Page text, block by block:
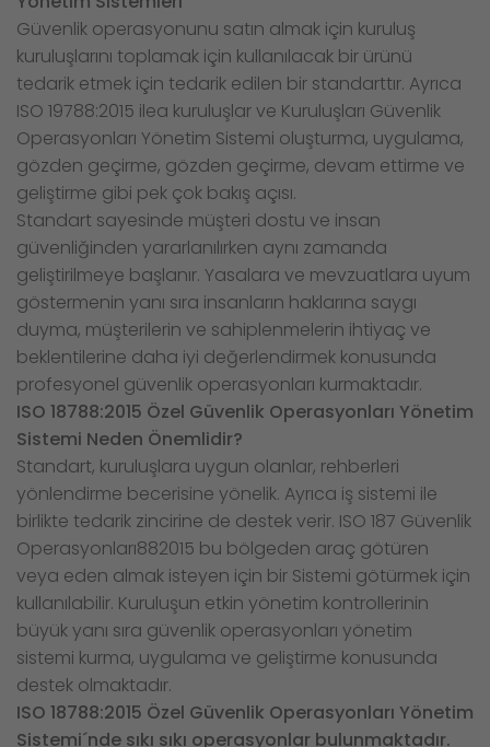
Güvenlik operasyonunu satın almak için kuruluş
kuruluşlarını toplamak için kullanılacak bir ürünü
tedarik etmek için tedarik edilen bir standarttır. Ayrıca
ISO 19788:2015 ilea kuruluşlar ve Kuruluşları Güvenlik
Operasyonları Yönetim Sistemi oluşturma, uygulama,
gözden geçirme, gözden geçirme, devam ettirme ve
geliştirme gibi pek çok bakış açısı.
Standart sayesinde müşteri dostu ve insan
güvenliğinden yararlanılırken aynı zamanda
geliştirilmeye başlanır. Yasalara ve mevzuatlara uyum
göstermenin yanı sıra insanların haklarına saygı
duyma, müşterilerin ve sahiplenmelerin ihtiyaç ve
beklentilerine daha iyi değerlendirmek konusunda
profesyonel güvenlik operasyonları kurmaktadır.
ISO 18788:2015 Özel Güvenlik Operasyonları Yönetim
Sistemi Neden Önemlidir?
Standart, kuruluşlara uygun olanlar, rehberleri
yönlendirme becerisine yönelik. Ayrıca iş sistemi ile
birlikte tedarik zincirine de destek verir. ISO 187 Güvenlik
Operasyonları882015 bu bölgeden araç götüren
veya eden almak isteyen için bir Sistemi götürmek için
kullanılabilir. Kuruluşun etkin yönetim kontrollerinin
büyük yanı sıra güvenlik operasyonları yönetim
sistemi kurma, uygulama ve geliştirme konusunda
destek olmaktadır.
ISO 18788:2015 Özel Güvenlik Operasyonları Yönetim
Sistemi´nde sıkı sıkı operasyonlar bulunmaktadır.